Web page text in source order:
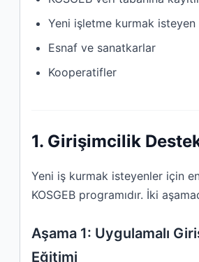
Yeni işletme kurmak
Esnaf ve sanatkarlar
Kooperatifler
1. Girişimcilik
Yeni iş kurmak isteyenler için
KOSGEB programıdır. İki
Aşama 1: Uygulamalı
Eğitimi